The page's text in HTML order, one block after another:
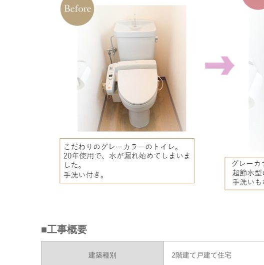
■工事概要
建築種別 2階建て戸建て住宅